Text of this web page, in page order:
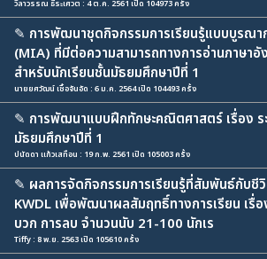
วิลาวรรณ ธีระเศวต : 4 ต.ค. 2561 เปิด 104973 ครั้ง
✎ การพัฒนาชุดกิจกรรมการเรียนรู้แบบบูรณา
(MIA) ที่มีต่อความสามารถทางการอ่านภาษาอั
สำหรับนักเรียนชั้นมัธยมศึกษาปีที่ 1
นายยศวัฒน์ เชื้อจันอัด : 6 ม.ค. 2564 เปิด 104493 ครั้ง
✎ การพัฒนาแบบฝึกทักษะคณิตศาสตร์ เรื่อง ร
มัธยมศึกษาปีที่ 1
ปนัดดา แก้วเสทือน : 19 ก.พ. 2561 เปิด 105003 ครั้ง
✎ ผลการจัดกิจกรรมการเรียนรู้ที่สัมพันธ์กับชี
KWDL เพื่อพัฒนาผลสัมฤทธิ์ทางการเรียน เรื่
บวก การลบ จำนวนนับ 21-100 นักเร
Tiffy : 8 พ.ย. 2563 เปิด 105610 ครั้ง